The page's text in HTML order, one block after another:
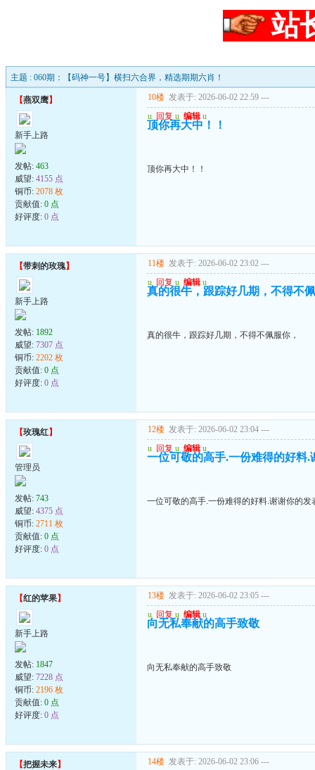
站
主题 : 060期：【码神一号】横扫六合界，精选期期六肖！
【燕双鹰】
新手上路
发帖: 463
威望: 4155 点
铜币: 2078 枚
贡献值: 0 点
好评度: 0 点
10楼 发表于: 2026-06-02 22:59 ---
u 回复 u 编辑 u
顶你再大中！！
顶你再大中！！
【带刺的玫瑰】
新手上路
发帖: 1892
威望: 7307 点
铜币: 2202 枚
贡献值: 0 点
好评度: 0 点
11楼 发表于: 2026-06-02 23:02 ---
u 回复 u 编辑 u
真的很牛，跟踪好几期，不得不
真的很牛，跟踪好几期，不得不佩服你，
【玫瑰红】
管理员
发帖: 743
威望: 4375 点
铜币: 2711 枚
贡献值: 0 点
好评度: 0 点
12楼 发表于: 2026-06-02 23:04 ---
u 回复 u 编辑 u
一位可敬的高手.一份难得的好料.
一位可敬的高手.一份难得的好料.谢谢你的发
【红的苹果】
新手上路
发帖: 1847
威望: 7228 点
铜币: 2196 枚
贡献值: 0 点
好评度: 0 点
13楼 发表于: 2026-06-02 23:05 ---
u 回复 u 编辑 u
向无私奉献的高手致敬
向无私奉献的高手致敬
【把握未来】 14楼 发表于: 2026-06-02 23:06 ---